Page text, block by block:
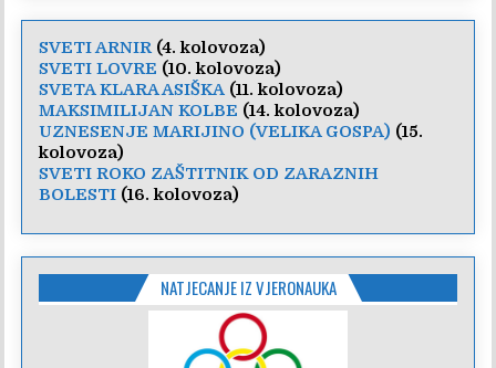
SVETI ARNIR(4. kolovoza)
SVETI LOVRE (10. kolovoza)
SVETA KLARA ASIŠKA (11. kolovoza)
MAKSIMILIJAN KOLBE (14. kolovoza)
UZNESENJE MARIJINO (VELIKA GOSPA) (15.
kolovoza)
SVETI ROKO ZAŠTITNIK OD ZARAZNIH
BOLESTI (16. kolovoza)
NATJECANJE IZ VJERONAUKA